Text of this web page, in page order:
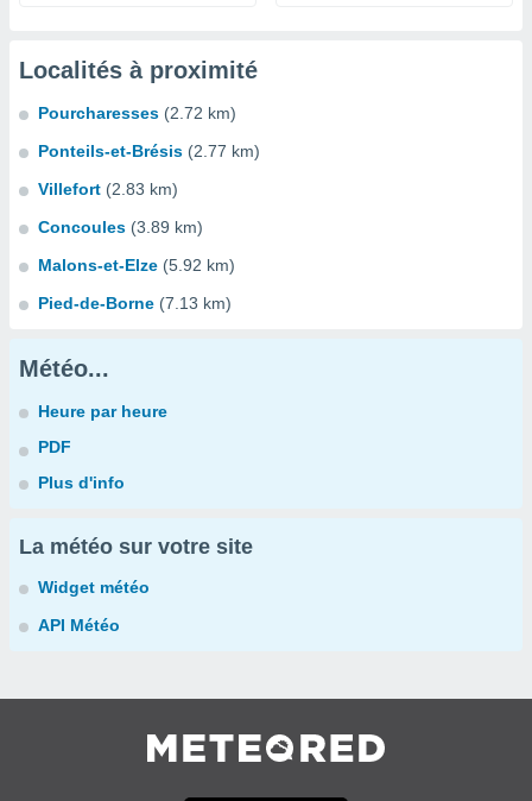
Localités à proximité
Pourcharesses (2.72 km)
Ponteils-et-Brésis (2.77 km)
Villefort (2.83 km)
Concoules (3.89 km)
Malons-et-Elze (5.92 km)
Pied-de-Borne (7.13 km)
Météo...
Heure par heure
PDF
Plus d'info
La météo sur votre site
Widget météo
API Météo